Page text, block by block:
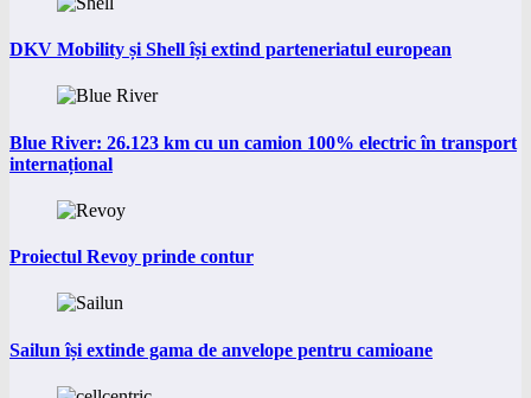
DKV Mobility și Shell își extind parteneriatul european
Blue River: 26.123 km cu un camion 100% electric în transport
internațional
Proiectul Revoy prinde contur
Sailun își extinde gama de anvelope pentru camioane